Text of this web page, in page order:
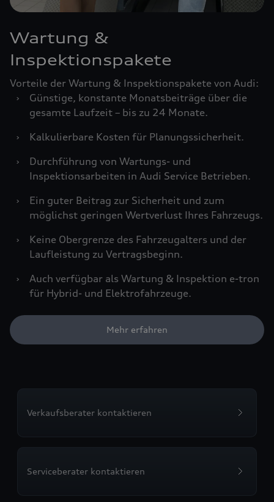
Wartung &
Inspektionspakete
Vorteile der Wartung & Inspektionspakete von Audi:
›
Günstige, konstante Monatsbeiträge über die
gesamte Laufzeit – bis zu 24 Monate.
›
Kalkulierbare Kosten für Planungssicherheit.
›
Durchführung von Wartungs- und
Inspektionsarbeiten in Audi Service Betrieben.
›
Ein guter Beitrag zur Sicherheit und zum
möglichst geringen Wertverlust Ihres Fahrzeugs.
›
Keine Obergrenze des Fahrzeugalters und der
Laufleistung zu Vertragsbeginn.
›
Auch verfügbar als Wartung & Inspektion e-tron
für Hybrid- und Elektrofahrzeuge.
Mehr erfahren
Verkaufsberater kontaktieren
Serviceberater kontaktieren